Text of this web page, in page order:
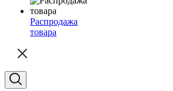
Распродажа
товара